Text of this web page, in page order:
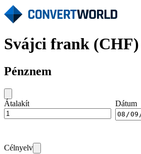
Svájci frank (CHF)
Pénznem
Átalakít Dátum
Célnyelv